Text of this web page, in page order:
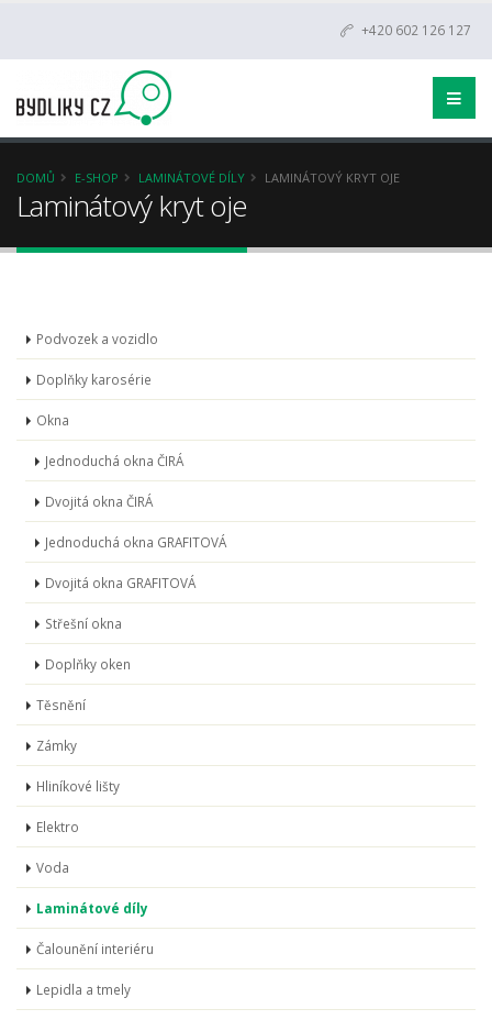
+420 602 126 127
DOMŮ E-SHOP LAMINÁTOVÉ DÍLY LAMINÁTOVÝ KRYT OJE
Laminátový kryt oje
Podvozek a vozidlo
Doplňky karosérie
Okna
Jednoduchá okna ČIRÁ
Dvojitá okna ČIRÁ
Jednoduchá okna GRAFITOVÁ
Dvojitá okna GRAFITOVÁ
Střešní okna
Doplňky oken
Těsnění
Zámky
Hliníkové lišty
Elektro
Voda
Laminátové díly
Čalounění interiéru
Lepidla a tmely